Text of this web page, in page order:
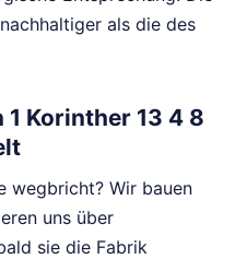
als die des
Korinther 13 4 8
wegbricht? Wir bauen
uns über
sie die Fabrik